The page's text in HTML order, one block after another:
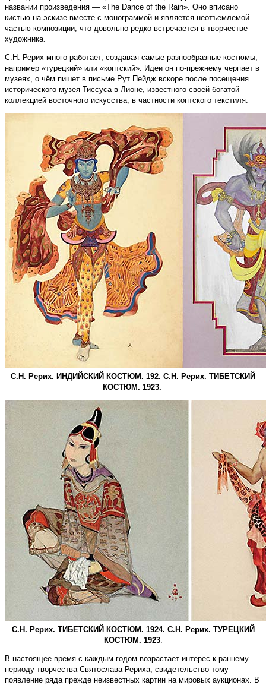
названии произведения — «The Dance of the Rain». Оно вписано
кистью на эскизе вместе с монограммой и является неотъемлемой
частью композиции, что довольно редко встречается в творчестве
художника.
С.Н. Рерих много работает, создавая самые разнообразные костюмы,
например «турецкий» или «коптский». Идеи он по-прежнему черпает в
музеях, о чём пишет в письме Рут Пейдж вскоре после посещения
исторического музея Тиссуса в Лионе, известного своей богатой
коллекцией восточного искусства, в частности коптского текстиля.
С.Н. Рерих. ИНДИЙСКИЙ КОСТЮМ. 192. С.Н. Рерих. ТИБЕТСКИЙ
КОСТЮМ. 1923.
С.Н. Рерих. ТИБЕТСКИЙ КОСТЮМ. 1924. С.Н. Рерих. ТУРЕЦКИЙ
КОСТЮМ. 1923.
В настоящее время с каждым годом возрастает интерес к раннему
периоду творчества Святослава Рериха, свидетельство тому —
появление ряда прежде неизвестных картин на мировых аукционах. В